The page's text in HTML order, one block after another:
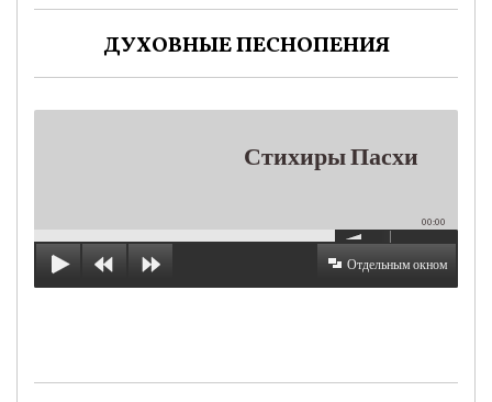
ДУХОВНЫЕ ПЕСНОПЕНИЯ
Стихиры Пасхи
00:00
Отдельным окном